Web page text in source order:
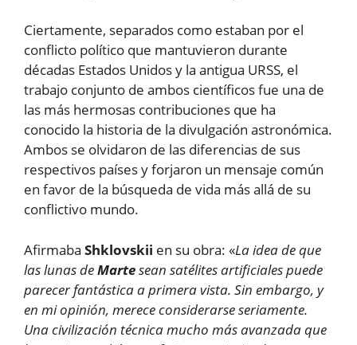
Ciertamente, separados como estaban por el
conflicto político que mantuvieron durante
décadas Estados Unidos y la antigua URSS, el
trabajo conjunto de ambos científicos fue una de
las más hermosas contribuciones que ha
conocido la historia de la divulgación astronómica.
Ambos se olvidaron de las diferencias de sus
respectivos países y forjaron un mensaje común
en favor de la búsqueda de vida más allá de su
conflictivo mundo.
Afirmaba Shklovskii en su obra: «La idea de que
las lunas deMartesean satélites artificiales puede
parecer fantástica a primera vista. Sin embargo, y
en mi opinión, merece considerarse seriamente.
Una civilización técnica mucho más avanzada que